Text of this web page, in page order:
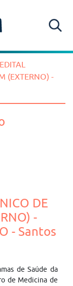
EDITAL
(EXTERNO) -
DE
-
- Santos
de Saúde da
de Medicina de